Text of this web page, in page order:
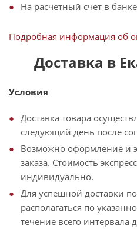
На расчетный счет в
Подробная информация об
Доставка в
Условия
Доставка товара
следующий день после
Возможно оформление и
заказа. Стоимость
индивидуально.
Для успешной доставки
располагаться по
течение всего интервала